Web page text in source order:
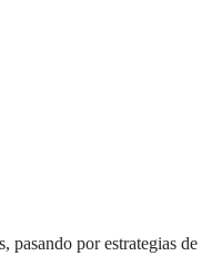
pasando por estrategias de